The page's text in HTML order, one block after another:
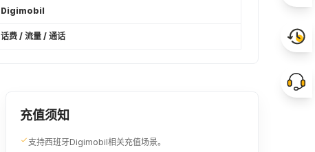
Digimobil
话费 / 流量 / 通话
充值须知
支持西班牙Digimobil相关充值场景。